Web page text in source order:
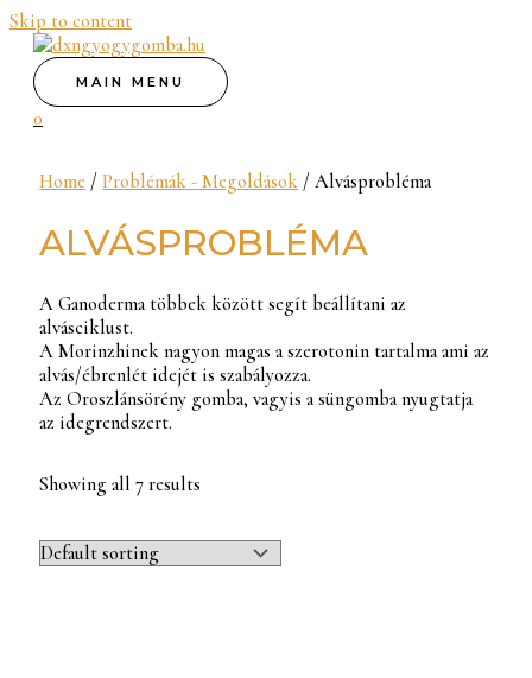
Skip to content
MAIN MENU
0
Home /Problémák - Megoldások / Alvásprobléma
ALVÁSPROBLÉMA
A Ganoderma többek között segít beállítani az
alvásciklust.
A Morinzhinek nagyon magas a szerotonin tartalma ami az
alvás/ébrenlét idejét is szabályozza.
Az Oroszlánsörény gomba, vagyis a süngomba nyugtatja
az idegrendszert.
Showing all 7 results